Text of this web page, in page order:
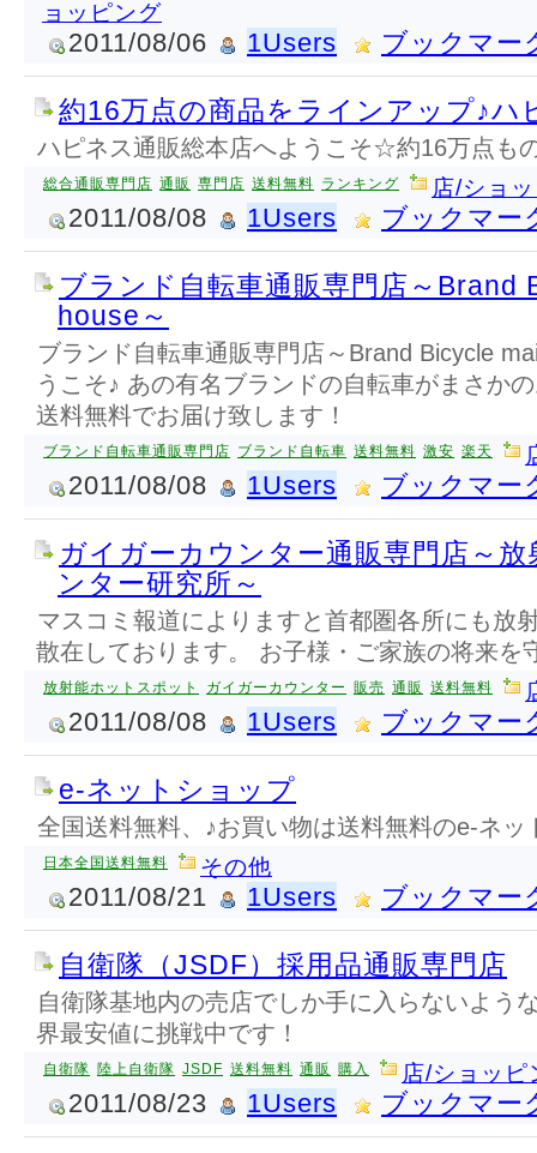
ョッピング
2011/08/06 1Users ブックマー
約16万点の商品をラインアップ♪ハ
ハピネス通販総本店へようこそ☆約16万点も
総合通販専門店 通販 専門店 送料無料 ランキング 店/ショ
2011/08/08 1Users ブックマー
ブランド自転車通販専門店～Brand
house～
ブランド自転車通販専門店～Brand Bicycle
うこそ♪ あの有名ブランドの自転車がまさか
送料無料でお届け致します！
ブランド自転車通販専門店 ブランド自転車 送料無料 激安 楽天
2011/08/08 1Users ブックマー
ガイガーカウンター通販専門店～
ンター研究所～
マスコミ報道によりますと首都圏各所にも放
散在しております。 お子様・ご家族の将来を
放射能ホットスポット ガイガーカウンター 販売 通販 送料無料
2011/08/08 1Users ブックマー
e-ネットショップ
全国送料無料、♪お買い物は送料無料のe-ネッ
日本全国送料無料 その他
2011/08/21 1Users ブックマー
自衛隊（JSDF）採用品通販専門店
自衛隊基地内の売店でしか手に入らないよう
界最安値に挑戦中です！
自衛隊 陸上自衛隊 JSDF 送料無料 通販 購入 店/ショッピ
2011/08/23 1Users ブックマー